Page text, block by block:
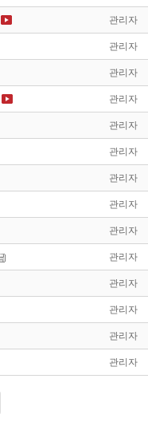
관리자
관리자
관리자
관리자
관리자
관리자
관리자
관리자
관리자
관리자
관리자
관리자
관리자
관리자